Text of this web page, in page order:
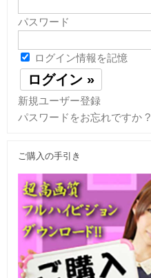
パスワード
ログイン情報を記憶
新規ユーザー登録
パスワードをお忘れですか ?
ご購入の手引き